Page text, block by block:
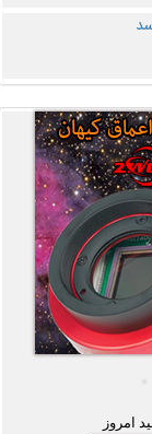
امروز